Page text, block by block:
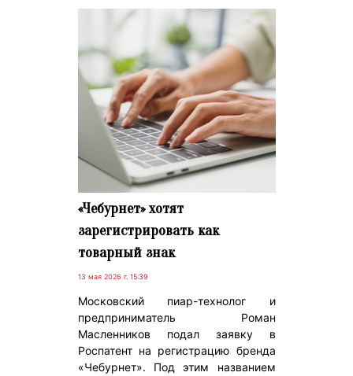
«Чебурнет» хотят
зарегистрировать как
товарный знак
13 мая 2026 г. 15:39
Московский пиар-технолог и
предприниматель Роман
Масленников подал заявку в
Роспатент на регистрацию бренда
«Чебурнет». Под этим названием